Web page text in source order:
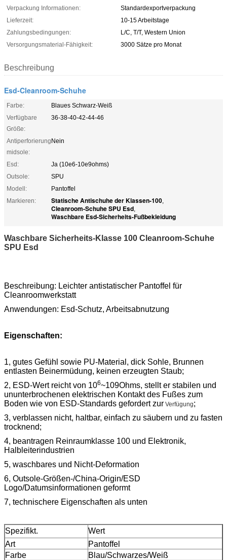
Verpackung Informationen:
Standardexportverpackung
Lieferzeit:
10-15 Arbeitstage
Zahlungsbedingungen:
L/C, T/T, Western Union
Versorgungsmaterial-Fähigkeit:
3000 Sätze pro Monat
Beschreibung
Esd-Cleanroom-Schuhe
Farbe:
Blaues Schwarz-Weiß
Verfügbare
Größe:
36-38-40-42-44-46
Antiperforierung
midsole:
Nein
Esd:
Ja (10e6-10e9ohms)
Outsole:
SPU
Modell:
Pantoffel
Markieren:
Statische Antischuhe der Klassen-100,
Cleanroom-Schuhe SPU Esd,
Waschbare Esd-Sicherheits-Fußbekleidung
Waschbare Sicherheits-Klasse 100 Cleanroom-Schuhe
SPU Esd
Beschreibung: Leichter antistatischer Pantoffel für
Cleanroomwerkstatt
Anwendungen: Esd-Schutz, Arbeitsabnutzung
Eigenschaften:
1, gutes Gefühl sowie PU-Material, dick Sohle, Brunnen
entlasten Beinermüdung, keinen erzeugten Staub;
2, ESD-Wert reicht von 106~109Ohms, stellt er stabilen und
ununterbrochenen elektrischen Kontakt des Fußes zum
Boden wie von ESD-Standards gefordert zur Verfügung;
3, verblassen nicht, haltbar, einfach zu säubern und zu fasten
trocknend;
4, beantragen Reinraumklasse 100 und Elektronik,
Halbleiterindustrien
5, waschbares und Nicht-Deformation
6, Outsole-Größen-/China-Origin/ESD
Logo/Datumsinformationen geformt
7, technischere Eigenschaften als unten
Spezifikt.
Wert
Art
Pantoffel
Farbe
Blau/Schwarzes/Weiß